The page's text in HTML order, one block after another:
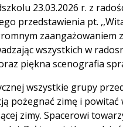
23.03.2026 r. z
przedstawienia pt.
wszystkich w
piękna scenografia
wszystkie grupy
pożegnać zimę i
zimy. Spacerowi